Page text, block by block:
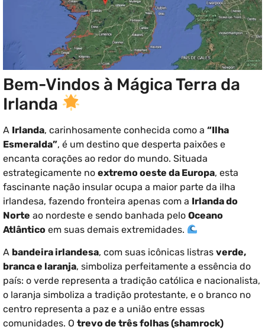
Bem-Vindos à Mágica Terra da
Irlanda
A Irlanda, carinhosamente conhecida como a “Ilha
Esmeralda”, é um destino que desperta paixões e
encanta corações ao redor do mundo. Situada
estrategicamente no extremo oeste da Europa, esta
fascinante nação insular ocupa a maior parte da ilha
irlandesa, fazendo fronteira apenas com a Irlanda do
Norte ao nordeste e sendo banhada pelo Oceano
Atlântico em suas demais extremidades.
A bandeira irlandesa, com suas icônicas listras verde,
branca e laranja, simboliza perfeitamente a essência do
país: o verde representa a tradição católica e nacionalista,
o laranja simboliza a tradição protestante, e o branco no
centro representa a paz e a união entre essas
comunidades. O trevo de três folhas (shamrock)